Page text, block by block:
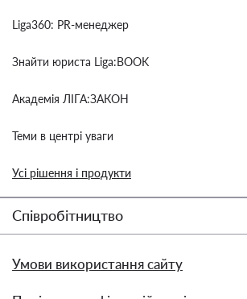
Liga360: PR-менеджер
Знайти юриста Liga:BOOK
Академія ЛІГА:ЗАКОН
Теми в центрі уваги
Усі рішення і продукти
Співробітництво
Умови використання сайту